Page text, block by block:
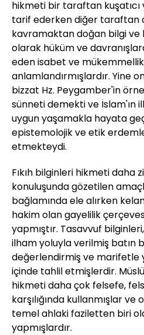
hikmeti bir taraftan kuşatıcı
tarif ederken diğer taraftan
kavramaktan doğan bilgi ve
olarak hüküm ve
eden isabet ve
anlamlandırmışlardır. Yine
bizzat Hz. Peygamber'in
sünneti demekti ve İslam'ın
uygun yaşamakla hayata
epistemolojik ve etik
etmekteydi.
Fıkıh bilginleri hikmeti daha
konuluşunda gözetilen
bağlamında ele alırken
hakim olan gayelilik
yapmıştır. Tasavvuf
ilham yoluyla verilmiş batın
değerlendirmiş ve marifetle
içinde tahlil etmişlerdir.
hikmeti daha çok felsefe,
karşılığında kullanmışlar
temel ahlaki faziletten biri
yapmışlardır.